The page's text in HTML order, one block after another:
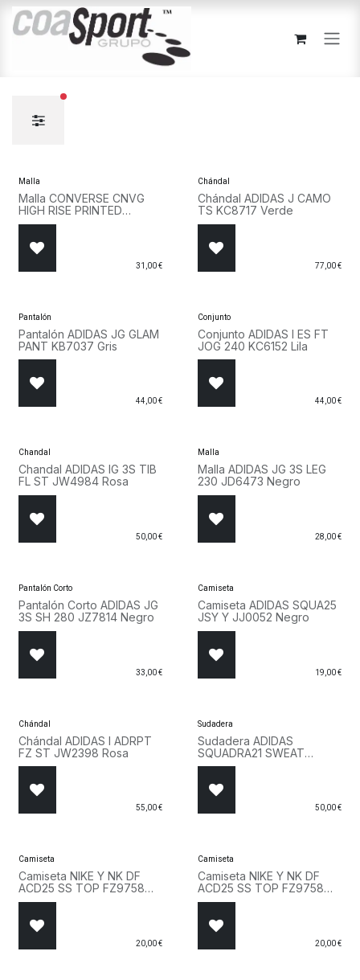
Ir al contenido
Malla
Malla CONVERSE CNVG
HIGH RISE PRINTED
LEGGING 4CF484 AHB
31,00€
Chándal
Chándal ADIDAS J CAMO
TS KC8717 Verde
77,00€
Pantalón
Pantalón ADIDAS JG GLAM
PANT KB7037 Gris
44,00€
Conjunto
Conjunto ADIDAS I ES FT
JOG 240 KC6152 Lila
44,00€
Chandal
Chandal ADIDAS IG 3S TIB
FL ST JW4984 Rosa
50,00€
Malla
Malla ADIDAS JG 3S LEG
230 JD6473 Negro
28,00€
Pantalón Corto
Pantalón Corto ADIDAS JG
3S SH 280 JZ7814 Negro
33,00€
Camiseta
Camiseta ADIDAS SQUA25
JSY Y JJ0052 Negro
19,00€
Chándal
Chándal ADIDAS I ADRPT
FZ ST JW2398 Rosa
55,00€
Sudadera
Sudadera ADIDAS
SQUADRA21 SWEAT
HOODY GP6433 Rojo
50,00€
Camiseta
Camiseta NIKE Y NK DF
ACD25 SS TOP FZ9758
719 Amarillo
20,00€
Camiseta
Camiseta NIKE Y NK DF
ACD25 SS TOP FZ9758
463 Azul
20,00€